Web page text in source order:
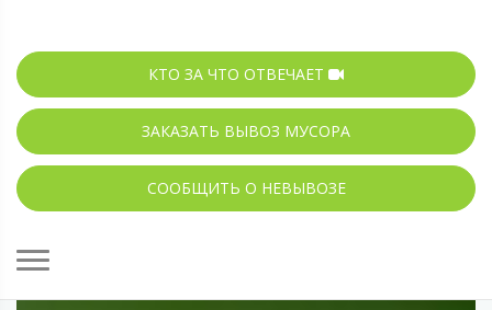
КТО ЗА ЧТО ОТВЕЧАЕТ
ЗАКАЗАТЬ ВЫВОЗ МУСОРА
СООБЩИТЬ О НЕВЫВОЗЕ